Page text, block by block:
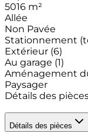
5016 m²
Allée
Non Pavée
Stationnement
Extérieur (6)
Au garage (1)
Aménagement
Paysager
Détails des
Détails des pièces